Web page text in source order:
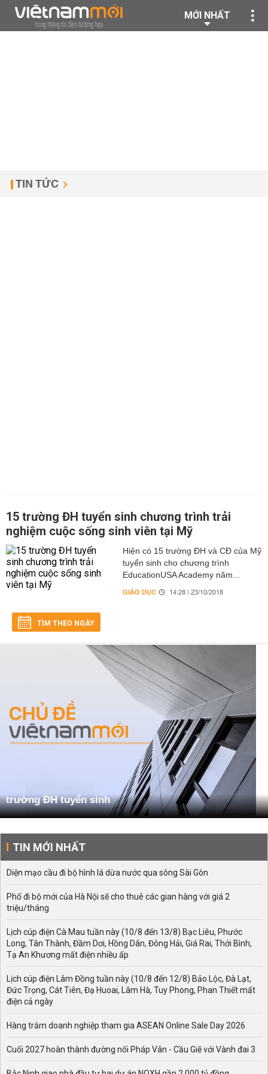
MỚI NHẤT
TIN TỨC
15 trường ĐH tuyển sinh chương trình trải
nghiệm cuộc sống sinh viên tại Mỹ
Hiện có 15 trường ĐH và CĐ của Mỹ
tuyển sinh cho chương trình
EducationUSA Academy năm...
GIÁO DỤC 14:28 | 23/10/2018
TÌM THEO NGÀY
trường ĐH tuyển sinh
TIN MỚI NHẤT
Diện mạo cầu đi bộ hình lá dừa nước qua sông Sài Gòn
Phố đi bộ mới của Hà Nội sẽ cho thuê các gian hàng với giá 2
triệu/tháng
Lịch cúp điện Cà Mau tuần này (10/8 đến 13/8) Bạc Liêu, Phước
Long, Tân Thành, Đầm Dơi, Hồng Dân, Đông Hải, Giá Rai, Thới Bình,
Tạ An Khương mất điện nhiều ấp
Lịch cúp điện Lâm Đồng tuần này (10/8 đến 12/8) Bảo Lộc, Đà Lạt,
Đức Trọng, Cát Tiên, Đạ Huoai, Lâm Hà, Tuy Phong, Phan Thiết mất
điện cả ngày
Hàng trăm doanh nghiệp tham gia ASEAN Online Sale Day 2026
Cuối 2027 hoàn thành đường nối Pháp Vân - Cầu Giẽ với Vành đai 3